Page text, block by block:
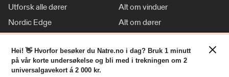
Utforsk alle dører
Nordic Edge
Klassisk stil
Tilpasninger
Alt om vinduer
Alt om dører
Inspirasjon
Nyheter
Hei! 👋 Hvorfor besøker du Natre.no i dag? Bruk 1 minutt
på vår korte undersøkelse og bli med i trekningen om 2
universalgavekort á 2 000 kr.
×